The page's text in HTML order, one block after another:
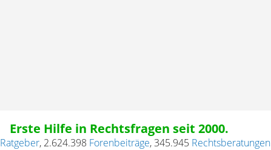
Erste Hilfe in Rechtsfragen seit 2000.
Ratgeber, 2.624.398 Forenbeiträge,345.945 Rechtsberatungen